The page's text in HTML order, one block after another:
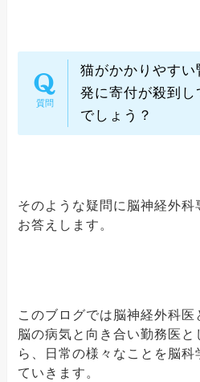
猫がかかりやす
発に寄付が殺到
でしょう？
そのような疑問に脳神経外
お答えします。
このブログでは脳神経外科
脳の病気と向き合い勤務医
ら、日常の様々なことを脳科
ていきます。